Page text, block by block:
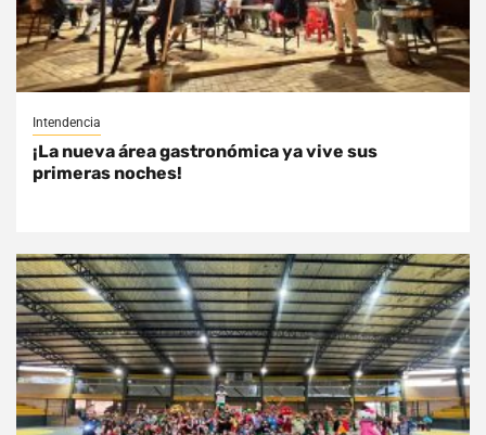
Intendencia
¡La nueva área gastronómica ya vive sus
primeras noches!